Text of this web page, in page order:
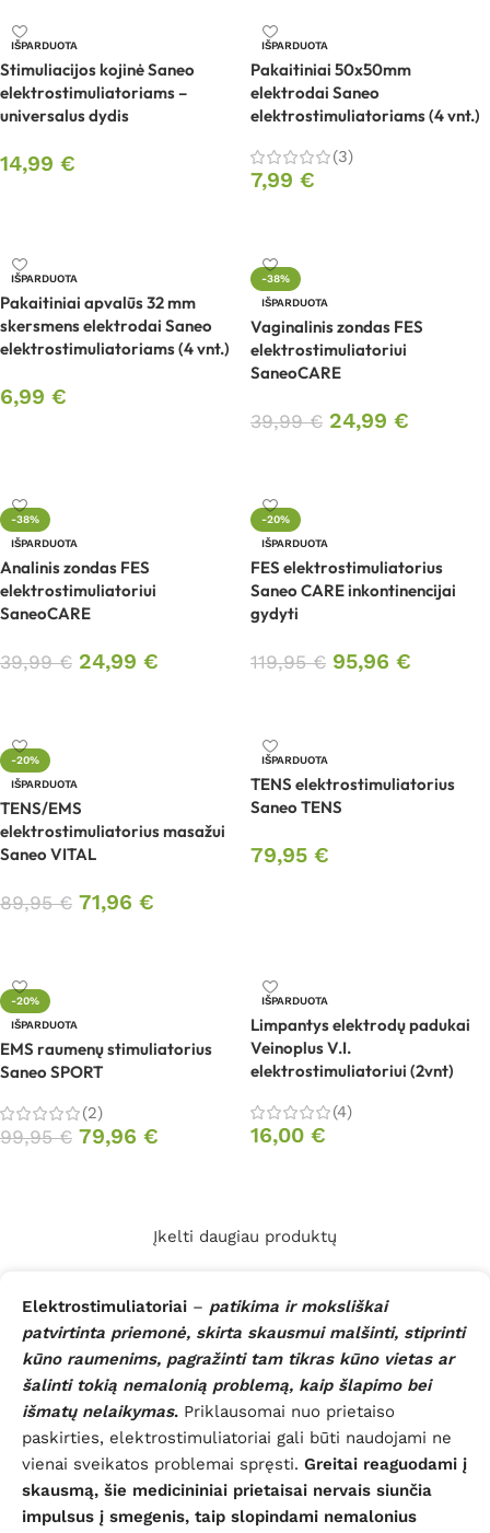
IŠPARDUOTA
Stimuliacijos kojinė Saneo
elektrostimuliatoriams –
universalus dydis
14,99 €
IŠPARDUOTA
Pakaitiniai 50x50mm
elektrodai Saneo
elektrostimuliatoriams (4 vnt.)
(3)
7,99 €
IŠPARDUOTA
Pakaitiniai apvalūs 32 mm
skersmens elektrodai Saneo
elektrostimuliatoriams (4 vnt.)
6,99 €
-38%
IŠPARDUOTA
Vaginalinis zondas FES
elektrostimuliatoriui
SaneoCARE
39,99€ 24,99 €
-38%
IŠPARDUOTA
Analinis zondas FES
elektrostimuliatoriui
SaneoCARE
39,99€ 24,99 €
-20%
IŠPARDUOTA
FES elektrostimuliatorius
Saneo CARE inkontinencijai
gydyti
119,95€ 95,96 €
-20%
IŠPARDUOTA
TENS/EMS
elektrostimuliatorius masažui
Saneo VITAL
89,95€ 71,96 €
IŠPARDUOTA
TENS elektrostimuliatorius
Saneo TENS
79,95 €
-20%
IŠPARDUOTA
EMS raumenų stimuliatorius
Saneo SPORT
(2)
99,95€ 79,96 €
IŠPARDUOTA
Limpantys elektrodų padukai
Veinoplus V.I.
elektrostimuliatoriui (2vnt)
(4)
16,00 €
Įkelti daugiau produktų
Elektrostimuliatoriai – patikima ir moksliškai
patvirtinta priemonė, skirta skausmui malšinti, stiprinti
kūno raumenims, pagražinti tam tikras kūno vietas ar
šalinti tokią nemalonią problemą, kaip šlapimo bei
išmatų nelaikymas. Priklausomai nuo prietaiso
paskirties, elektrostimuliatoriai gali būti naudojami ne
vienai sveikatos problemai spręsti. Greitai reaguodami į
skausmą, šie medicininiai prietaisai nervais siunčia
impulsus į smegenis, taip slopindami nemalonius